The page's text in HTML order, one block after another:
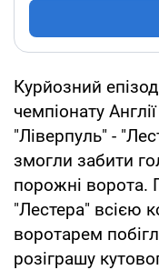
Курйозний
чемпіонату
"Ліверпуль" -
змогли забити
порожні ворота.
"Лестера" всією
воротарем
розіграшу